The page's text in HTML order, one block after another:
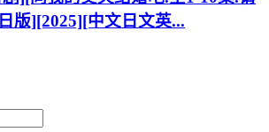
版][2025][中文日文英...